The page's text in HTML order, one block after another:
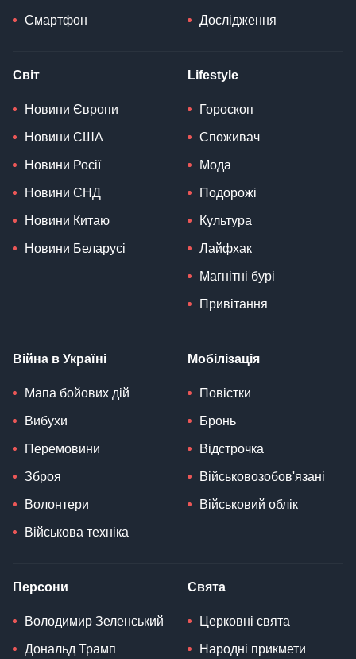
Смартфон Дослідження
Світ
Новини Європи
Новини США
Новини Росії
Новини СНД
Новини Китаю
Новини Беларусі
Lifestyle
Гороскоп
Споживач
Мода
Подорожі
Культура
Лайфхак
Магнітні бурі
Привітання
Війна в Україні
Мапа бойових дій
Вибухи
Перемовини
Зброя
Волонтери
Військова техніка
Мобілізація
Повістки
Бронь
Відстрочка
Військовозобов'язані
Військовий облік
Персони
Володимир Зеленський
Дональд Трамп
Свята
Церковні свята
Народні прикмети